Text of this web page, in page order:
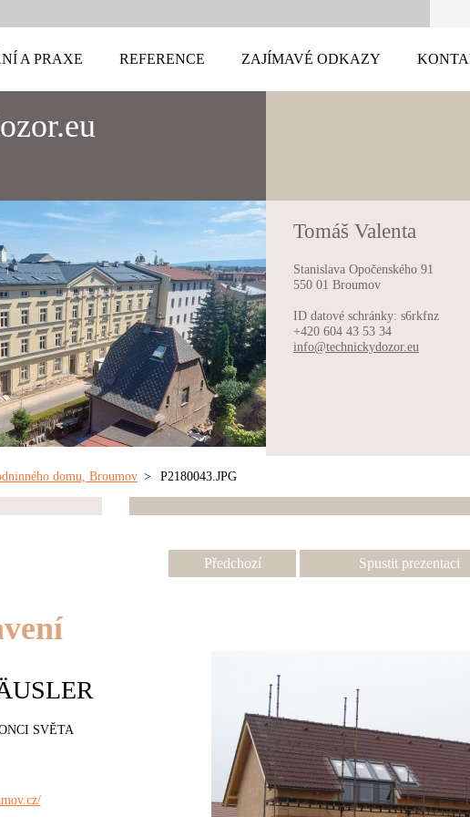
A PRAXE REFERENCE ZAJÍMAVÉ ODKAZY
Tomáš Valenta
Stanislava Opočenského 91
550 01 Broumov
ID datové schránky: s6rkfnz
+420 604 43 53 34
info@technickydozor.eu
domu, Broumov > P2180043.JPG
SVĚTA
Předchozí Spustit prezentaci